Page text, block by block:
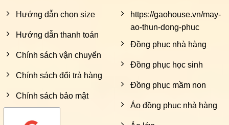
Hướng dẫn chọn size
Hướng dẫn thanh toán
Chính sách vận chuyển
Chính sách đổi trả hàng
Chính sách bảo mật
https://gaohouse.vn/may-
ao-thun-dong-phuc
Đồng phục nhà hàng
Đồng phục học sinh
Đồng phục mầm non
Áo đồng phục nhà hàng